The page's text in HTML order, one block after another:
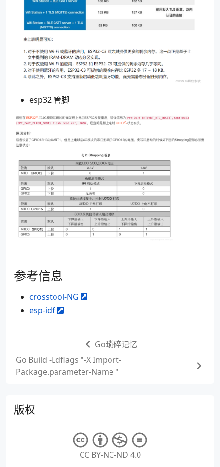
esp32 管脚
参考信息
crosstool-NG
esp-idf
Go琐碎记忆
Go Build -Ldflags "-X Import-
Package.parameter-Name "
版权
CC BY-NC-ND 4.0